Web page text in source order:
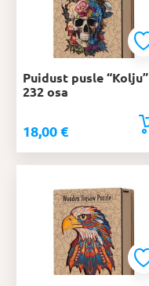
Puidust pusle “Kolju”
232 osa
18,00 €